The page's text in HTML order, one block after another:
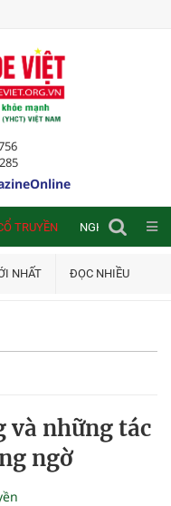
TRUYỀN NGHIÊN CỨU
NHẤT ĐỌC NHIỀU
và những tác
ngờ